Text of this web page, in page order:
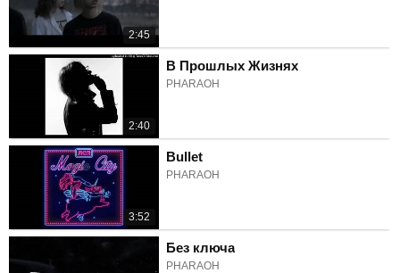
2:45
2:40
В Прошлых Жизнях
PHARAOH
3:52
Bullet
PHARAOH
Без ключа
PHARAOH